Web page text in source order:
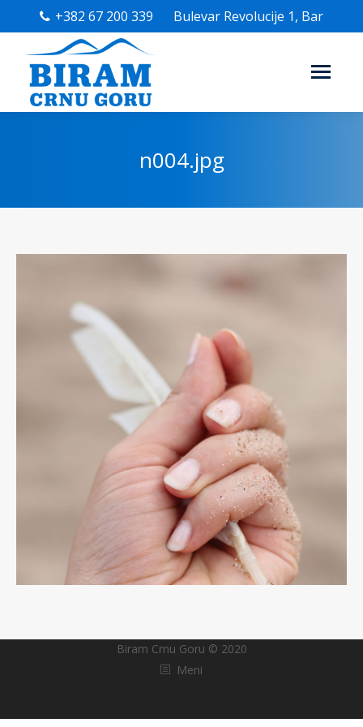
+382 67 200 339 Bulevar Revolucije 1, Bar
n004.jpg
Biram Crnu Goru © 2020
Meni